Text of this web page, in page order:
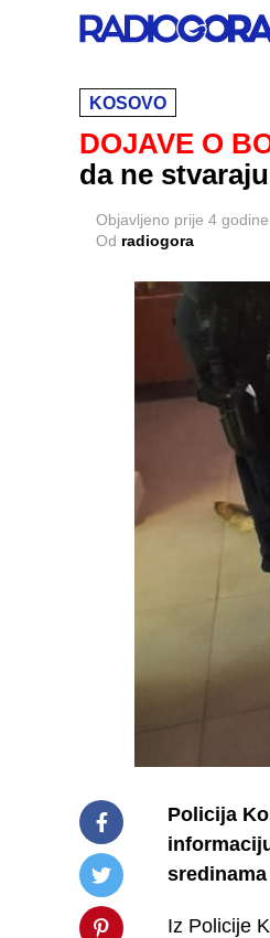
KOSOVO
DOJAVE O
da ne
Objavljeno prije 4 godine
Od radiogora
Policija
Iz Policije